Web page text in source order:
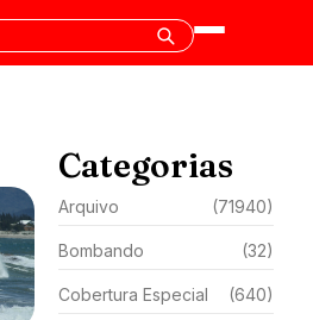
Categorias
Arquivo (71940)
Bombando (32)
Cobertura Especial (640)